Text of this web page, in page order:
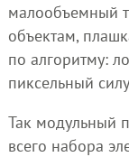
малообъемный
объектам,
по алгоритму:
пиксельный
Так модульный
всего набора